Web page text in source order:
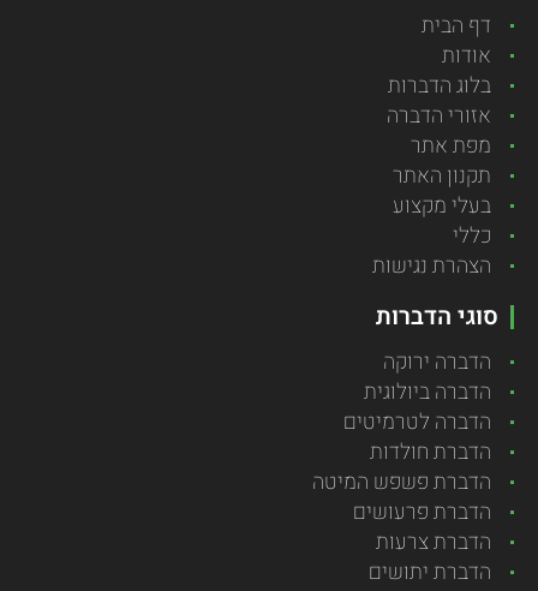
דף הבית
אודות
בלוג הדברות
אזורי הדברה
מפת אתר
תקנון האתר
בעלי מקצוע
כללי
הצהרת נגישות
סוגי הדברות
הדברה ירוקה
הדברה ביולוגית
הדברה לטרמיטים
הדברת חולדות
הדברת פשפש המיטה
הדברת פרעושים
הדברת צרעות
הדברת יתושים